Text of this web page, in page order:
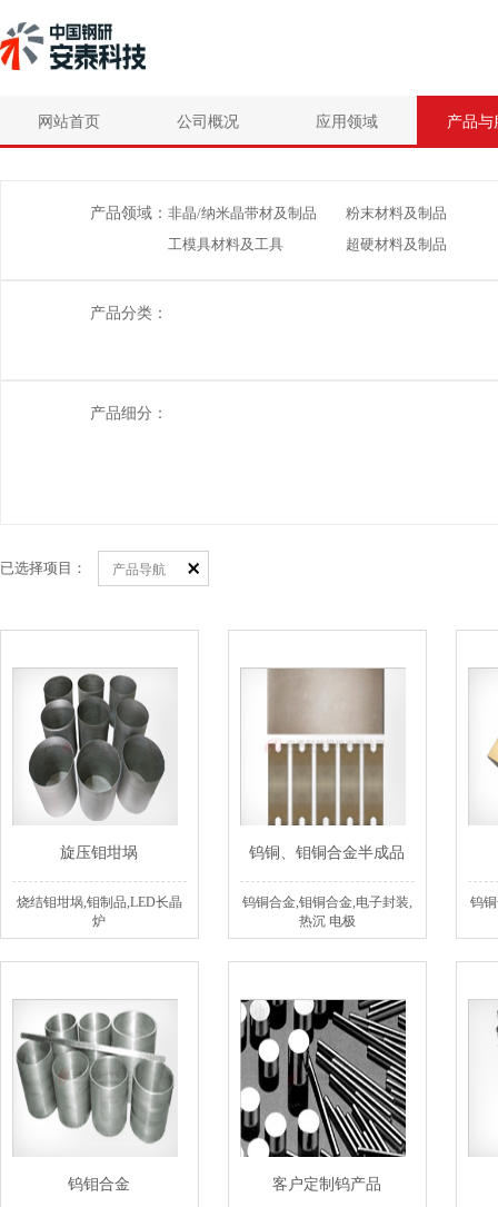
网站首页 公司概况 应用领域 产品与
产品领域： 非晶/纳米晶带材及制品
粉末材料及制品
工模具材料及工具
超硬材料及制品
产品分类：
产品细分：
已选择项目： 产品导航
旋压钼坩埚
烧结钼坩埚,钼制品,LED长晶
炉
钨铜、钼铜合金半成品
钨铜合金,钼铜合金,电子封装,
热沉 电极
钨
钨钼合金 客户定制钨产品